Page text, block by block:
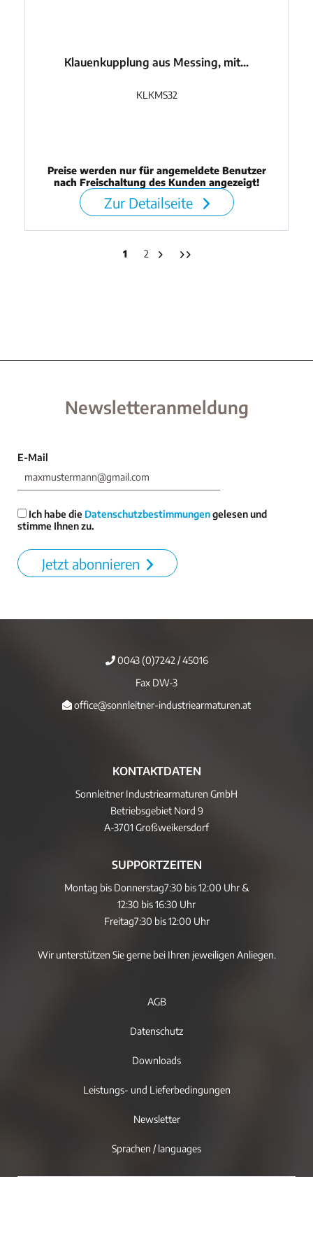
Klauenkupplung aus Messing, mit...
KLKMS32
Preise werden nur für angemeldete Benutzer
nach Freischaltung des Kunden angezeigt!
Zur Detailseite
1 2
Newsletteranmeldung
E-Mail
Ich habe die Datenschutzbestimmungengelesen und
stimme Ihnen zu.
Jetzt abonnieren
0043 (0)7242 / 45016
Fax DW-3
office@sonnleitner-industriearmaturen.at
KONTAKTDATEN
Sonnleitner Industriearmaturen GmbH
Betriebsgebiet Nord 9
A-3701 Großweikersdorf
SUPPORTZEITEN
Montag bis Donnerstag7:30 bis 12:00 Uhr &
12:30 bis 16:30 Uhr
Freitag7:30 bis 12:00 Uhr
Wir unterstützen Sie gerne bei Ihren jeweiligen Anliegen.
AGB
Datenschutz
Downloads
Leistungs- und Lieferbedingungen
Newsletter
Sprachen / languages